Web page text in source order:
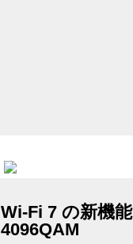
Wi-Fi 7 の新機能
4096QAM